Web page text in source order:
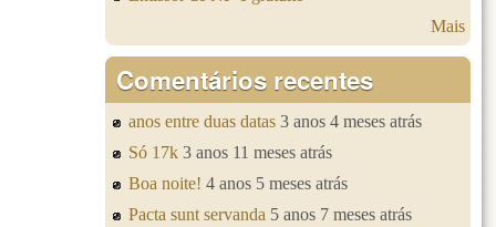
Mais
Comentários recentes
anos entre duas datas 3 anos 4 meses atrás
Só 17k 3 anos 11 meses atrás
Boa noite! 4 anos 5 meses atrás
Pacta sunt servanda 5 anos 7 meses atrás